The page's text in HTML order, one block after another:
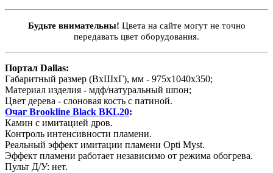
Будьте внимательны! Цвета на сайте могут не точно
передавать цвет оборудования.
Портал Dallas:
Габаритный размер (ВхШхГ), мм - 975х1040х350;
Материал изделия - мдф/натуральный шпон;
Цвет дерева - слоновая кость с патиной.
Очаг Brookline Black BKL20:
Камин с имитацией дров.
Контроль интенсивности пламени.
Реальный эффект имитации пламени Opti Myst.
Эффект пламени работает независимо от режима обогрева.
Пульт Д/У: нет.